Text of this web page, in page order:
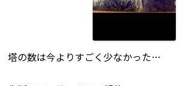
塔の数は今よりすごく少なかった…